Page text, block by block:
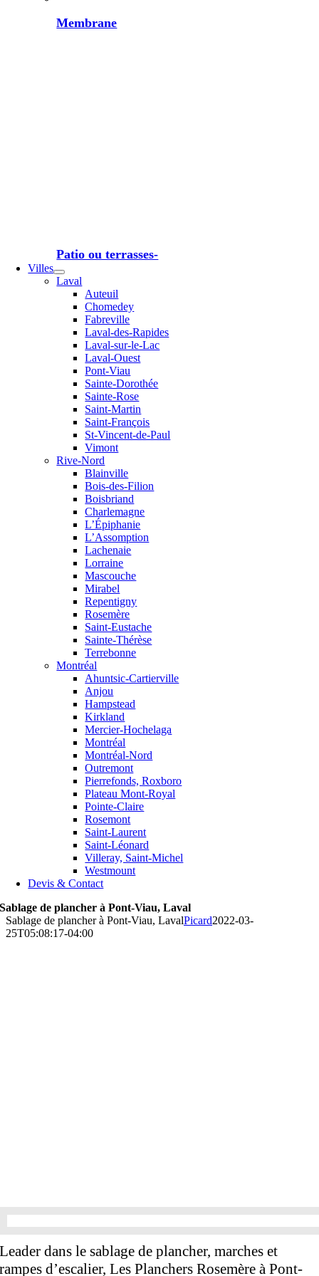
Membrane
Patio ou terrasses-
Villes
Laval
Auteuil
Chomedey
Fabreville
Laval-des-Rapides
Laval-sur-le-Lac
Laval-Ouest
Pont-Viau
Sainte-Dorothée
Sainte-Rose
Saint-Martin
Saint-François
St-Vincent-de-Paul
Vimont
Rive-Nord
Blainville
Bois-des-Filion
Boisbriand
Charlemagne
L’Épiphanie
L’Assomption
Lachenaie
Lorraine
Mascouche
Mirabel
Repentigny
Rosemère
Saint-Eustache
Sainte-Thérèse
Terrebonne
Montréal
Ahuntsic-Cartierville
Anjou
Hampstead
Kirkland
Mercier-Hochelaga
Montréal
Montréal-Nord
Outremont
Pierrefonds, Roxboro
Plateau Mont-Royal
Pointe-Claire
Rosemont
Saint-Laurent
Saint-Léonard
Villeray, Saint-Michel
Westmount
Devis & Contact
Sablage de plancher à Pont-Viau, Laval
Sablage de plancher à Pont-Viau, LavalPicard2022-03-
25T05:08:17-04:00
Leader dans le sablage de plancher, marches et
rampes d’escalier, Les Planchers Rosemère à Pont-